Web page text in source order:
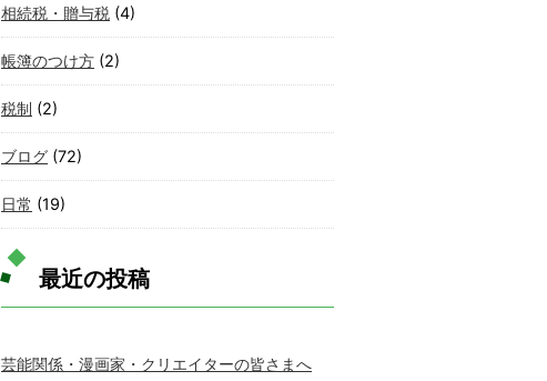
相続税・贈与税 (4)
帳簿のつけ方 (2)
税制 (2)
ブログ (72)
日常 (19)
最近の投稿
芸能関係・漫画家・クリエイターの皆さまへ